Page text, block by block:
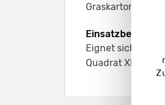
Graskarton 400 g/
Einsatzbereich:
Eignet sich z. B.
Quadrat XL